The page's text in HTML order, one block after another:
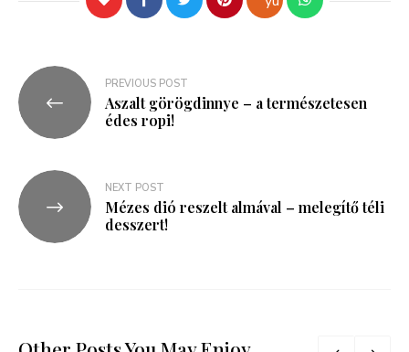
PREVIOUS POST
Aszalt görögdinnye – a természetesen
édes ropi!
NEXT POST
Mézes dió reszelt almával – melegítő téli
desszert!